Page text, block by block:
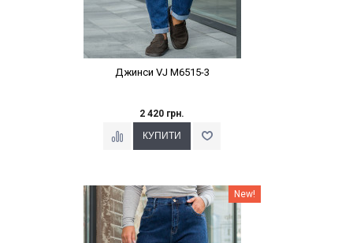
Джинси VJ M6515-3
2 420 грн.
Наклейки Варіант з % New!